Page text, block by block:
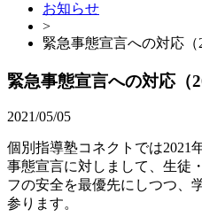
お知らせ
>
緊急事態宣言への対応（
緊急事態宣言への対応（
2021/05/05
個別指導塾コネクトでは2021
事態宣言に対しまして、生徒
フの安全を最優先にしつつ、
参ります。